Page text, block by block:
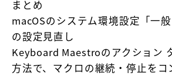
まとめ
macOSのシステム環境設定「一般
の設定見直し
Keyboard Maestroのアクション
方法で、マクロの継続・停止をコ